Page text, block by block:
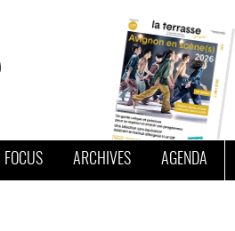
FOCUS ARCHIVES AGENDA